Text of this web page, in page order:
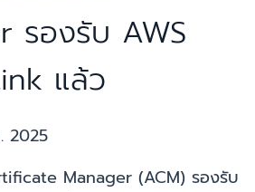
รองรับ AWS
แล้ว
2025
Manager (ACM) รองรับ